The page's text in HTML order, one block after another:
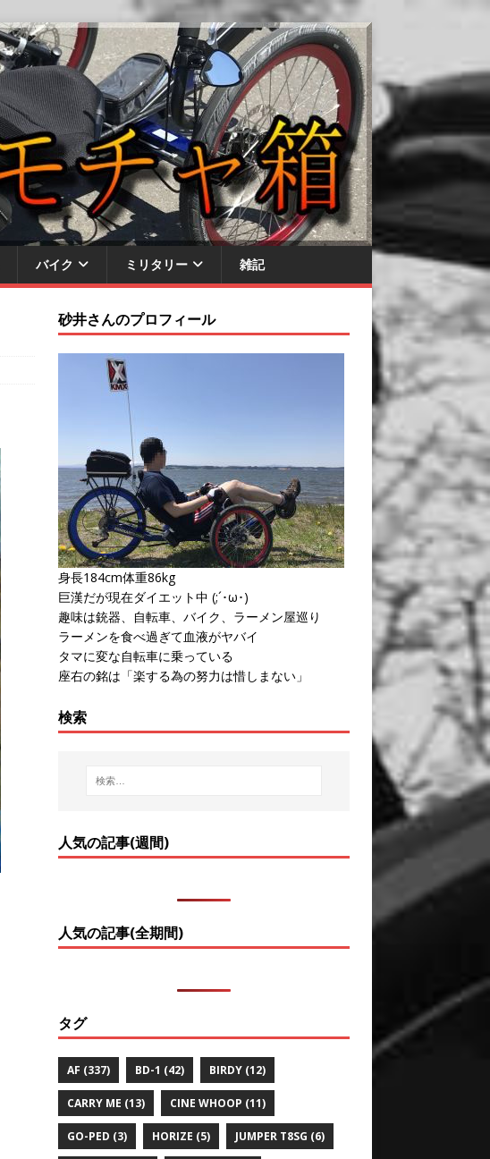
バイク ミリタリー 雑記
砂井さんのプロフィール
身長184cm体重86kg
巨漢だが現在ダイエット中 (;´･ω･)
趣味は銃器、自転車、バイク、ラーメン屋巡り
ラーメンを食べ過ぎて血液がヤバイ
タマに変な自転車に乗っている
座右の銘は「楽する為の努力は惜しまない」
検索
人気の記事(週間)
人気の記事(全期間)
タグ
AF (337) BD-1 (42) BIRDY(12)
CARRY ME (13) CINE WHOOP (11)
GO-PED (3) HORIZE (5) JUMPER T8SG (6)